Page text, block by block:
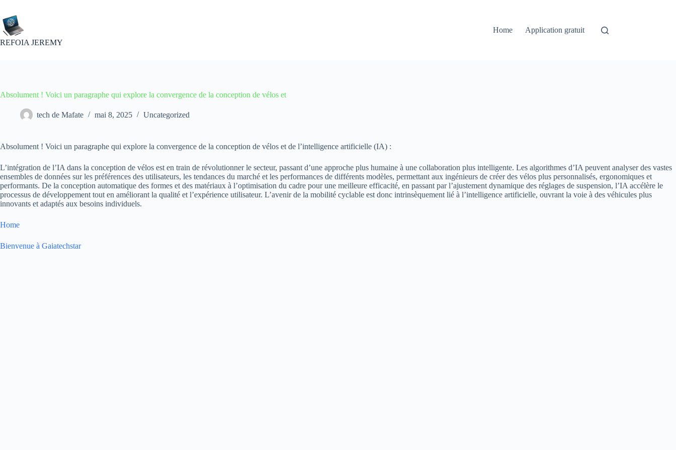
contenu
REFOIA JEREMY
Home Application gratuit
Absolument ! Voici un paragraphe qui explore la convergence de la conception de vélos et
tech de Mafate mai 8, 2025 Uncategorized
Absolument ! Voici un paragraphe qui explore la convergence de la conception de vélos et de l’intelligence artificielle (IA) :
L’intégration de l’IA dans la conception de vélos est en train de révolutionner le secteur, passant d’une approche plus humaine à une collaboration plus intelligente. Les algorithmes d’IA peuvent analyser des vastes
ensembles de données sur les préférences des utilisateurs, les tendances du marché et les performances de différents modèles, permettant aux ingénieurs de créer des vélos plus personnalisés, ergonomiques et
performants. De la conception automatique des formes et des matériaux à l’optimisation du cadre pour une meilleure efficacité, en passant par l’ajustement dynamique des réglages de suspension, l’IA accélère le
processus de développement tout en améliorant la qualité et l’expérience utilisateur. L’avenir de la mobilité cyclable est donc intrinsèquement lié à l’intelligence artificielle, ouvrant la voie à des véhicules plus
innovants et adaptés aux besoins individuels.
Home
Bienvenue à Gaiatechstar